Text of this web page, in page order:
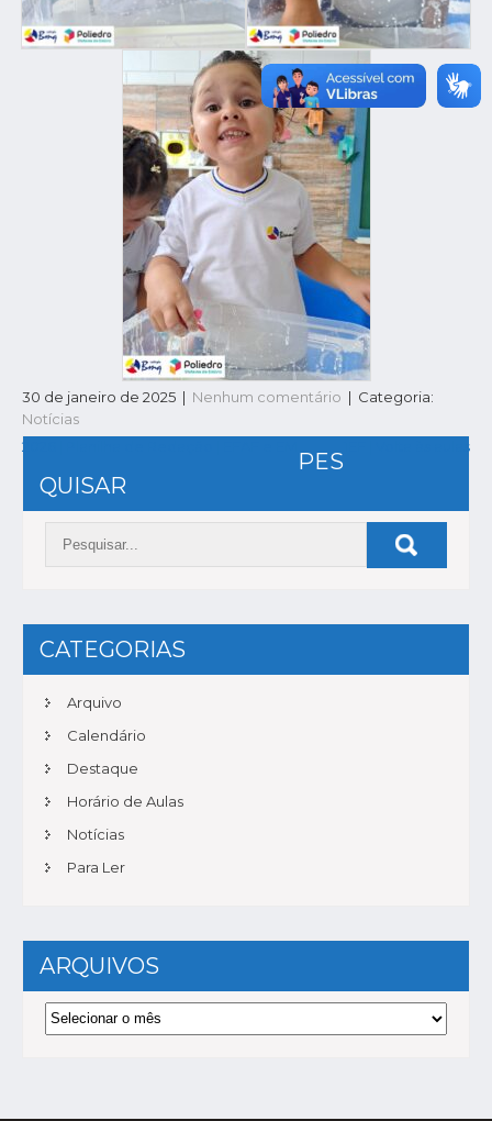
30 de janeiro de 2025 | Nenhum comentário | Categoria:
Notícias
NAVEGAÇÃO
DE
POST
2026 | Planilha de Redação | EFAF e EM 1EF | Volta às aulas
PES
QUISAR
CATEGORIAS
Arquivo
Calendário
Destaque
Horário de Aulas
Notícias
Para Ler
ARQUIVOS
Arquivos